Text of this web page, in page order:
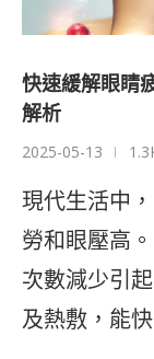
快速緩解眼睛
解析
2025-05-13
現代生活中
勞和眼壓高
次數減少引
及熱敷，能